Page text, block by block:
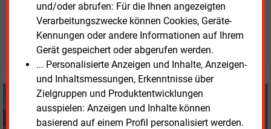
und/oder abrufen: Für die Ihnen angezeigten
Verarbeitungszwecke können Cookies, Geräte-
Kennungen oder andere Informationen auf Ihrem
Gerät gespeichert oder abgerufen werden.
... Personalisierte Anzeigen und Inhalte, Anzeigen-
und Inhaltsmessungen, Erkenntnisse über
Zielgruppen und Produktentwicklungen
ausspielen: Anzeigen und Inhalte können
basierend auf einem Profil personalisiert werden.
Freitag, 15.12.2023, 14:05 Uhr
Manfred Fischer
© 2026 Energie & Management GmbH
Manfred Fischer
+49 (0) 8152 9311 0
info@energie-und-management.de